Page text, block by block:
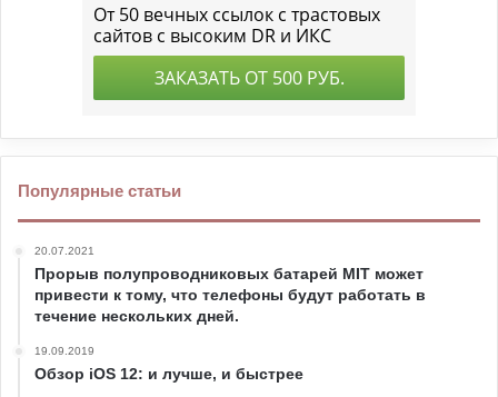
Популярные статьи
20.07.2021
Прорыв полупроводниковых батарей MIT может
привести к тому, что телефоны будут работать в
течение нескольких дней.
19.09.2019
Обзор iOS 12: и лучше, и быстрее